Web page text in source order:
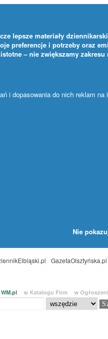
lepsze materiały
preferencje i potrzeby oraz
– nie zwiększamy zakresu
i dopasowania do nich reklam na
Nie
GazetaOlsztyńska.pl
w Katalogu Firm w